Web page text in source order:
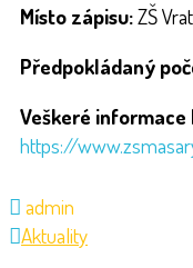
Místo zápisu:ZŠ
Předpokládaný
Veškeré informace
https://
admin
Aktuality